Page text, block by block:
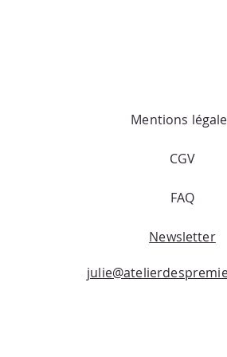
Mentions
CGV
FAQ
Newsletter